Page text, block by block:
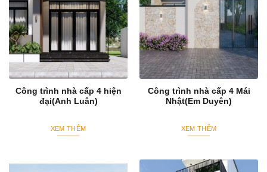
Công trình nhà cấp 4 hiện
đại(Anh Luân)
XEM THÊM
Công trình nhà cấp 4 Mái
Nhật(Em Duyên)
XEM THÊM